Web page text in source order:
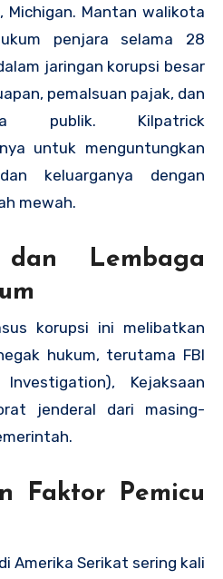
Mantan walikota
penjara selama 28
jaringan korupsi besar
pemalsuan pajak, dan
publik. Kilpatrick
untuk menguntungkan
keluarganya dengan
mewah.
Lembaga
korupsi ini melibatkan
hukum, terutama FBI
Kejaksaan
jenderal dari masing-
Faktor Pemicu
Amerika Serikat sering kali